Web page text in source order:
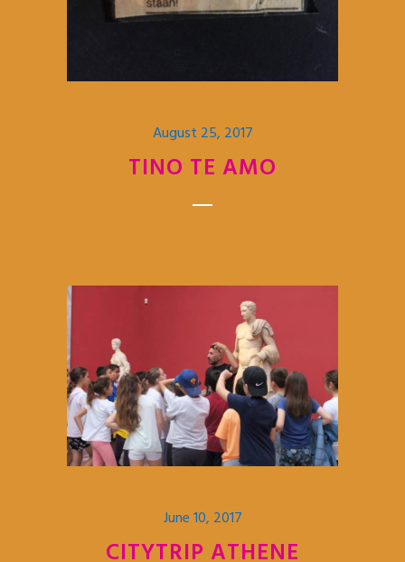
August 25, 2017
TINO TE AMO
June 10, 2017
CITYTRIP ATHENE